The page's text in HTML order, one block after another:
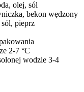
olej, sól
bekon wędzony
pieprz
2-7 °C
wodzie 3-4